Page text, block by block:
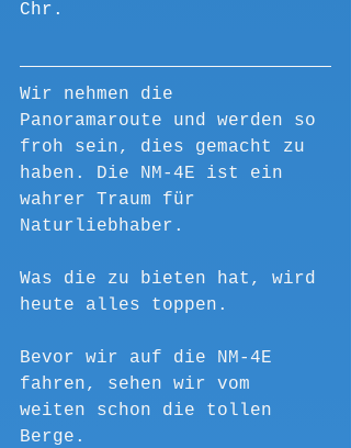
Chr.
Wir nehmen die
Panoramaroute und werden so
froh sein, dies gemacht zu
haben. Die NM-4E ist ein
wahrer Traum für
Naturliebhaber.
Was die zu bieten hat, wird
heute alles toppen.
Bevor wir auf die NM-4E
fahren, sehen wir vom
weiten schon die tollen
Berge.